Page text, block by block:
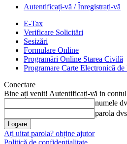
Autentificați-vă / Înregistrați-vă
E-Tax
Verificare Solicitări
Sesizări
Formulare Online
Programări Online Starea Civilă
Programare Carte Electronică de
Conectare
Bine ați venit! Autentificați-vă in
numele
parola dvs
Ați uitat parola? obține ajutor
Politică de confidențialitate